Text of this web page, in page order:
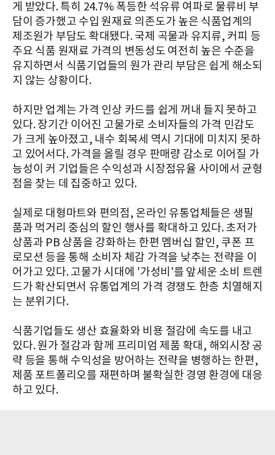
게 받았다. 특히 24.7% 폭등한 석유류 여파로 물류비 부
담이 증가했고 수입 원재료 의존도가 높은 식품업계의
제조원가 부담도 확대됐다. 국제 곡물과 유지류, 커피 등
주요 식품 원재료 가격의 변동성도 여전히 높은 수준을
유지하면서 식품기업들의 원가 관리 부담은 쉽게 해소되
지 않는 상황이다.
하지만 업계는 가격 인상 카드를 쉽게 꺼내 들지 못하고
있다. 장기간 이어진 고물가로 소비자들의 가격 민감도
가 크게 높아졌고, 내수 회복세 역시 기대에 미치지 못하
고 있어서다. 가격을 올릴 경우 판매량 감소로 이어질 가
능성이 커 기업들은 수익성과 시장점유율 사이에서 균형
점을 찾는 데 집중하고 있다.
실제로 대형마트와 편의점, 온라인 유통업체들은 생필
품과 먹거리 중심의 할인 행사를 확대하고 있다. 초저가
상품과 PB 상품을 강화하는 한편 멤버십 할인, 쿠폰 프
로모션 등을 통해 소비자 체감 가격을 낮추는 전략을 이
어가고 있다. 고물가 시대에 '가성비'를 앞세운 소비 트렌
드가 확산되면서 유통업계의 가격 경쟁도 한층 치열해지
는 분위기다.
식품기업들도 생산 효율화와 비용 절감에 속도를 내고
있다. 원가 절감과 함께 프리미엄 제품 확대, 해외시장 공
략 등을 통해 수익성을 방어하는 전략을 병행하는 한편,
제품 포트폴리오를 재편하며 불확실한 경영 환경에 대응
하고 있다.